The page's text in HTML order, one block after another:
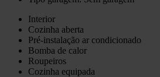
Interior
Cozinha aberta
Pré-instalação ar condicionado
Bomba de calor
Roupeiros
Cozinha equipada